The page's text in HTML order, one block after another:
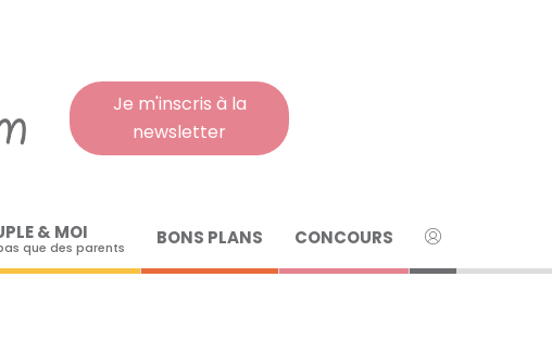
Je m'inscris à la
newsletter
& MOI
que des parents BONS PLANS CONCOURS